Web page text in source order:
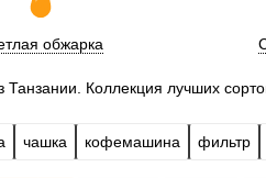
обжарка
Коллекция лучших
чашка кофемашина фильтр